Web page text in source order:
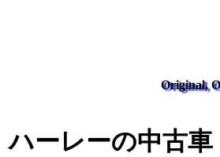
Original,
ハーレーの中古